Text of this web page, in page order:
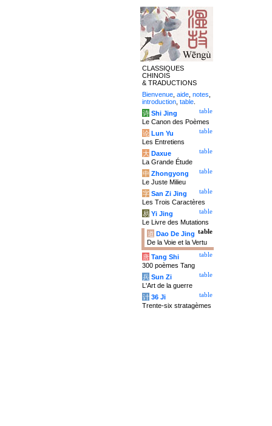
CLASSIQUES
CHINOIS
& TRADUCTIONS
Bienvenue aide notes
introduction table
table
诗 Shi Jing
Le Canon des Poèmes
table
论 Lun Yu
Les Entretiens
table
大 Daxue
La Grande Étude
table
中 Zhongyong
Le Juste Milieu
table
字 San Zi Jing
Les Trois Caractères
table
易 Yi Jing
Le Livre des Mutations
table
道 Dao De Jing
De la Voie et la Vertu
table
唐 Tang Shi
300 poèmes Tang
table
兵 Sun Zi
L'Art de la guerre
table
计 36 Ji
Trente-six stratagèmes